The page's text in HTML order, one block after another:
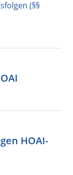
(§§
HOAI-